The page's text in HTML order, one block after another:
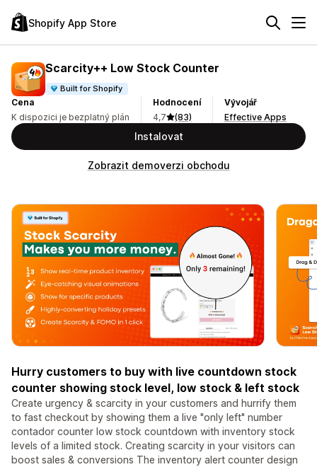
Shopify App Store
Scarcity++ Low Stock Counter
Built for Shopify
Cena
K dispozici je bezplatný plán
Hodnocení
4,7
(83)
Vývojář
Effective Apps
Instalovat
Zobrazit demoverzi obchodu
Hurry customers to buy with live countdown stock
counter showing stock level, low stock & left stock
Create urgency & scarcity in your customers and hurrify them
to fast checkout by showing them a live "only left" number
contador counter low stock countdown with inventory stock
levels of a limited stock. Creating scarcity in your visitors can
boost sales & conversions The inventory alert counter design